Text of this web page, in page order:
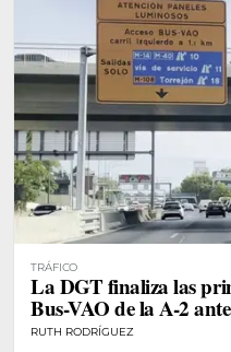
TRÁFICO
La DGT finaliza las
Bus-VAO de la A-2
RUTH RODRÍGUEZ